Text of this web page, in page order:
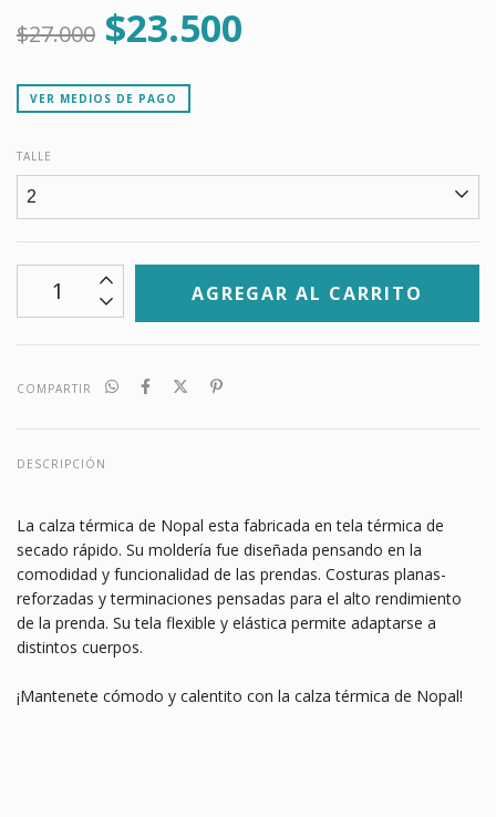
$27.000 $23.500
VER MEDIOS DE PAGO
TALLE
COMPARTIR
DESCRIPCIÓN
La calza térmica de Nopal esta fabricada en tela térmica de
secado rápido. Su moldería fue diseñada pensando en la
comodidad y funcionalidad de las prendas. Costuras planas-
reforzadas y terminaciones pensadas para el alto rendimiento
de la prenda. Su tela flexible y elástica permite adaptarse a
distintos cuerpos.
¡Mantenete cómodo y calentito con la calza térmica de Nopal!